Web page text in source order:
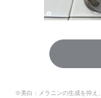
※美白：メラニンの生成を抑え